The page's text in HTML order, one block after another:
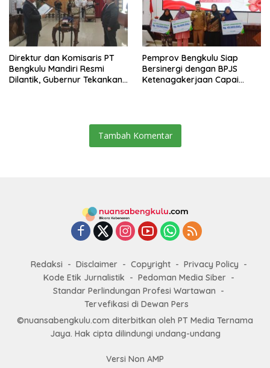
Direktur dan Komisaris PT
Bengkulu Mandiri Resmi
Dilantik, Gubernur Tekankan
Pemprov Bengkulu Siap
Bersinergi dengan BPJS
Ketenagakerjaan Capai
Tambah Komentar
Redaksi Disclaimer Copyright
Privacy Policy
Kode Etik Jurnalistik
Pedoman Media Siber
Standar Perlindungan Profesi Wartawan
Tervefikasi di Dewan Pers
©nuansabengkulu.com diterbitkan oleh PT Media Ternama
Jaya. Hak cipta dilindungi undang-undang
Versi Non AMP